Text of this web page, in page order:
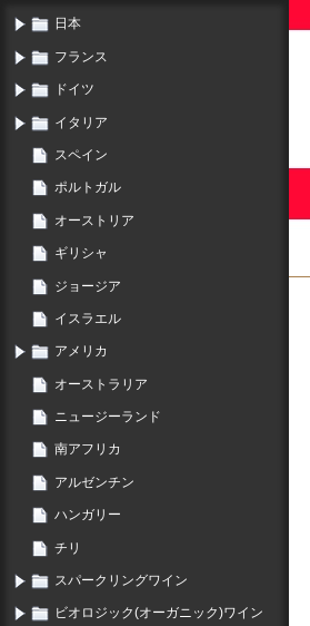
日本
フランス
ドイツ
イタリア
スペイン
ポルトガル
オーストリア
ギリシャ
ジョージア
イスラエル
アメリカ
オーストラリア
ニュージーランド
南アフリカ
アルゼンチン
ハンガリー
チリ
スパークリングワイン
ビオロジック(オーガニック)ワイン